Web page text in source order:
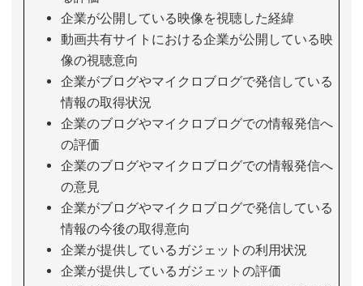
企業が公開している映像を視聴した経緯
動画共有サイトにおける企業が公開している映
像の視聴意向
企業がブログやマイクロブログで発信している
情報の取得状況
企業のブログやマイクロブログでの情報発信へ
の評価
企業のブログやマイクロブログでの情報発信へ
の意見
企業がブログやマイクロブログで発信している
情報の今後の取得意向
企業が提供しているガジェットの利用状況
企業が提供しているガジェットの評価